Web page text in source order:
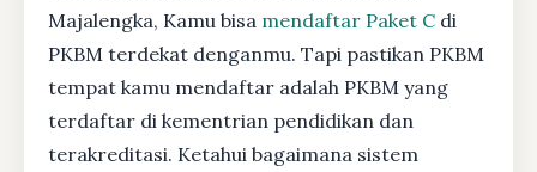
Majalengka, Kamu bisa mendaftar Paket C di
PKBM terdekat denganmu. Tapi pastikan PKBM
tempat kamu mendaftar adalah PKBM yang
terdaftar di kementrian pendidikan dan
terakreditasi. Ketahui bagaimana sistem